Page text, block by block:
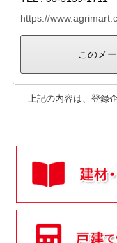
https://
このメ
上記の内容は、登録